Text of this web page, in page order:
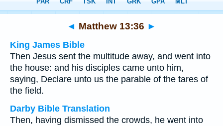
> Matthew 13:36
◄ Matthew 13:36 ►
King James Bible
Then Jesus sent the multitude away, and went into
the house: and his disciples came unto him,
saying, Declare unto us the parable of the tares of
the field.
Darby Bible Translation
Then, having dismissed the crowds, he went into